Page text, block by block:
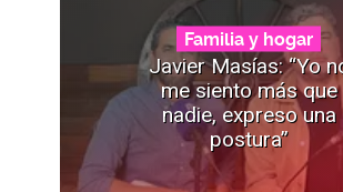
Familia y hogar
Javier Masías: “Yo
me siento más que
nadie, expreso una
postura”